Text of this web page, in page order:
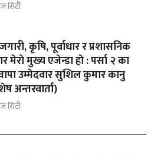
सिटी
कृषि, पूर्वाधार र प्रशासनिक
मेराे मुख्य एजेन्डा हाे : पर्सा २ का
उम्मेदवार सुशिल कुमार कानु
अन्तरवार्ता)
सिटी